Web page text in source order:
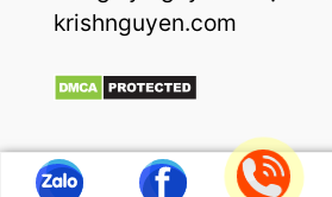
krishnguyen.com